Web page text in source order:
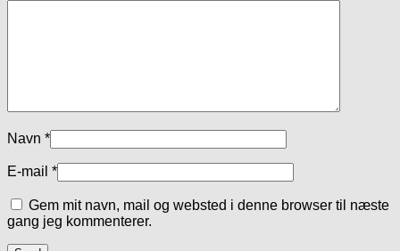
Navn *
E-mail *
Gem mit navn, mail og websted i denne browser til næste
gang jeg kommenterer.